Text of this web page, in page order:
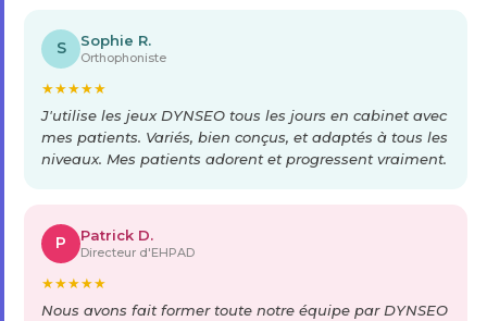
S Sophie R.
Orthophoniste
★★★★★
J'utilise les jeux DYNSEO tous les jours en cabinet avec
mes patients. Variés, bien conçus, et adaptés à tous les
niveaux. Mes patients adorent et progressent vraiment.
P Patrick D.
Directeur d'EHPAD
★★★★★
Nous avons fait former toute notre équipe par DYNSEO